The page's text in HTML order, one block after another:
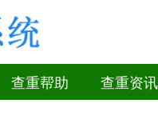
查重帮助 查重资讯